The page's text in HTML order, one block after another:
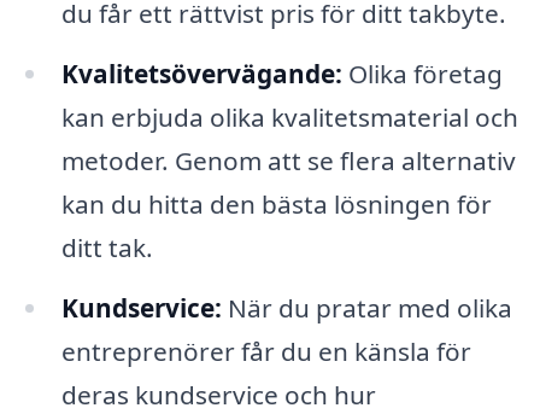
du får ett rättvist pris för ditt takbyte.
Kvalitetsövervägande: Olika företag
kan erbjuda olika kvalitetsmaterial och
metoder. Genom att se flera alternativ
kan du hitta den bästa lösningen för
ditt tak.
Kundservice: När du pratar med olika
entreprenörer får du en känsla för
deras kundservice och hur